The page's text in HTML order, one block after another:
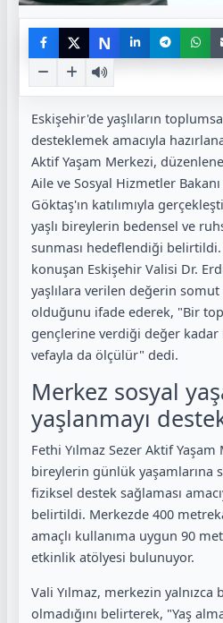
N
Eskişehir'de yaşlıların
desteklemek amacıyla
Aktif Yaşam Merkezi,
Aile ve Sosyal Hizmetler
Göktaş'ın katılımıyla
yaşlı bireylerin bedensel ve
sunması hedeflendiği belirtildi.
konuşan Eskişehir Valisi Dr.
yaşlılara verilen değerin
olduğunu ifade ederek, "Bir
gençlerine verdiği değer
vefayla da ölçülür" dedi.
Merkez sosyal
yaşlanmayı
Fethi Yılmaz Sezer Aktif Yaşam
bireylerin günlük yaşamlarına
fiziksel destek sağlaması
belirtildi. Merkezde 400
amaçlı kullanıma uygun 90
etkinlik atölyesi bulunuyor.
Vali Yılmaz, merkezin yalnızca
olmadığını belirterek, "Yaş